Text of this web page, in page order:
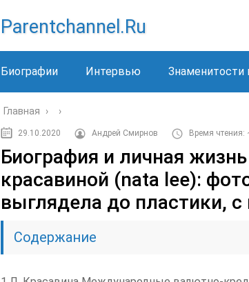
Parentchannel.ru
Биографии Интервью Знаменитости
Главная › ›
29.10.2020 Андрей Смирнов Время чтения:
Биография и личная
красавиной (nata lee):
выглядела до пластики, с
Содержание